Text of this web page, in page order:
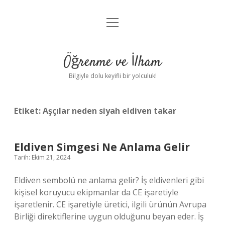
Anasayfa
Yasal Uyarı
menüyü
Öğrenme ve İlham
Bilgiyle dolu keyifli bir yolculuk!
Etiket:Aşçılar neden siyah eldiven takar
Eldiven Simgesi Ne Anlama Gelir
Tarih: Ekim 21, 2024
Eldiven sembolü ne anlama gelir? İş eldivenleri gibi
kişisel koruyucu ekipmanlar da CE işaretiyle
işaretlenir. CE işaretiyle üretici, ilgili ürünün Avrupa
Birliği direktiflerine uygun olduğunu beyan eder. İş